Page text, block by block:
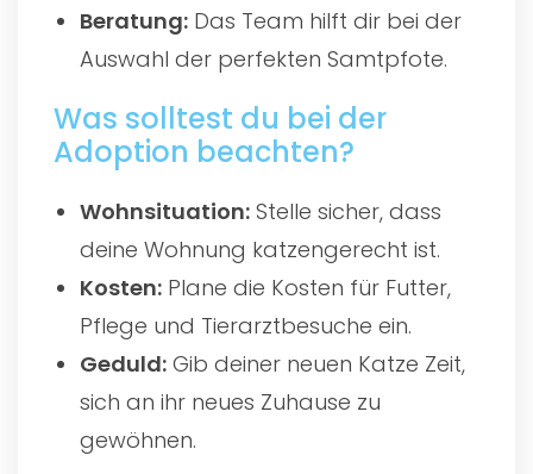
Beratung: Das Team hilft dir bei der
Auswahl der perfekten Samtpfote.
Was solltest du bei der
Adoption beachten?
Wohnsituation: Stelle sicher, dass
deine Wohnung katzengerecht ist.
Kosten: Plane die Kosten für Futter,
Pflege und Tierarztbesuche ein.
Geduld: Gib deiner neuen Katze Zeit,
sich an ihr neues Zuhause zu
gewöhnen.